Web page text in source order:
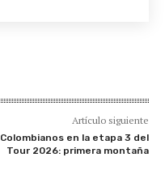
Artículo siguiente
Colombianos en la etapa 3 del
Tour 2026: primera montaña